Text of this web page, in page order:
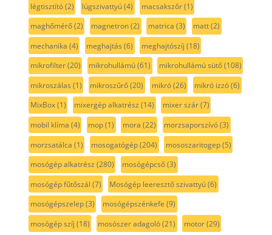
légtisztító(2) lúgszivattyú(4) macsakszőr(1)
maghőmérő(2) magnetron(2) matrica (3) matt(2)
mechanika (4) meghajtás (6) meghajtószíj (18)
mikrofilter(20) mikrohullámú(61) mikrohullámú sütő(108)
mikroszálas (1) mikroszűrő(20) mikró(26) mikró izzó(6)
MixBox(1) mixergép alkatrész (14) mixer szár(7)
mobil klíma (4) mop(1) mora (22) morzsaporszívó(3)
morzsatálca (1) mosogatógép(204) mososzaritogep(5)
mosógép alkatrész (280) mosógépcső(3)
mosógép fűtőszál (7) Mosógép leeresztő szivattyú(6)
mosógépszelep(3) mosógépszénkefe (9)
mosógép szíj (18) mosószer adagoló(21) motor(29)